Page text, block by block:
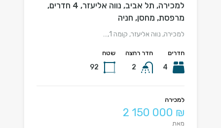
למכירה, תל אביב, נווה אליעזר, 4 חדרים,
מרפסת, מחסן, חניה
למכירה, נווה אליעזר, קומה 1,…
חדרים
4
חדר רחצה
2
שטח
92
למכירה
2 150 000 ₪
מאת